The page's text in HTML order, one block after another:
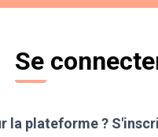
Se
la plateforme ?